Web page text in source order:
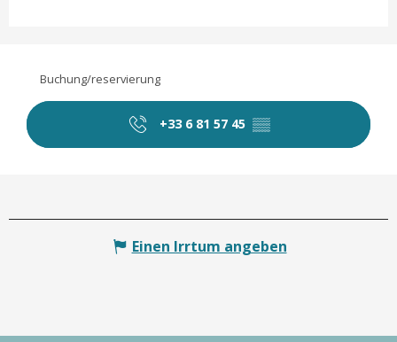
Buchung/reservierung
+33 6 81 57 45 ▒▒
Einen Irrtum angeben